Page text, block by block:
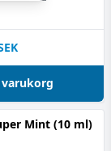
varukorg
Mint (10 ml)